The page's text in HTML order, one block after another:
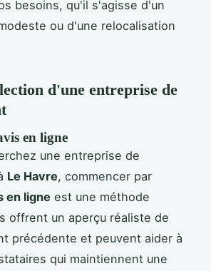
besoins, qu'il s'agisse d'un
ou d'une relocalisation
d'une entreprise de
en ligne
une entreprise de
Le Havre, commencer par
en ligne est une méthode
offrent un aperçu réaliste de
précédente et peuvent aider à
qui maintiennent une